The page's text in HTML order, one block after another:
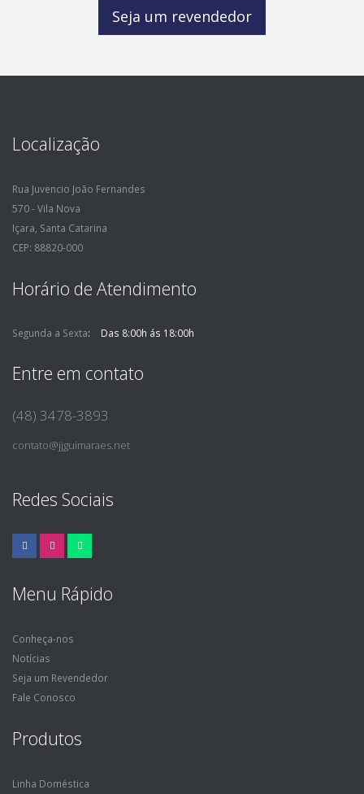
Seja um revendedor
Localização
Rua Juvencio João Fernandes
570 - Vila Nova
Içara, Santa Catarina
CEP: 88820-000
Horário de Atendimento
Segunda a Sexta Das 8:00h ás 18:00h
Entre em contato
(48) 3478-3893
contato@jjguimaraes.net
Redes Sociais
Menu Rápido
Conheça-nos
Notícias
Seja um Revendedor
Fale Conosco
Produtos
Linha Doméstica